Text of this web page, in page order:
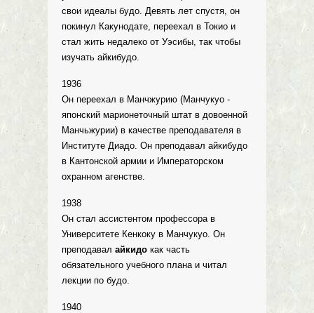
свои идеалы будо. Девять лет спустя, он
покинул Какунодате, переехал в Токио и
стал жить недалеко от Уэсибы, так чтобы
изучать айкибудо.
1936
Он переехал в Манчжурию (Манчукуо -
японский марионеточный штат в довоенной
Манчьжурии) в качестве преподавателя в
Институте Диадо. Он преподавал айкибудо
в Кантонской армии и Императорском
охранном агенстве.
1938
Он стал ассистентом профессора в
Университете Кенкоку в Манчукуо. Он
преподавал айкидо как часть
обязательного учебного плана и читал
лекции по будо.
1940